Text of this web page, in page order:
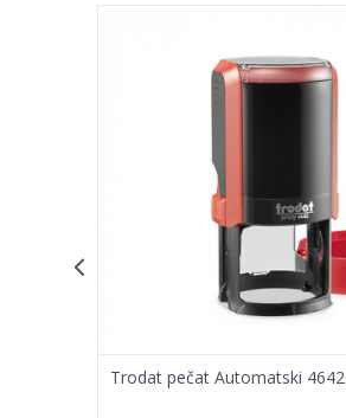
POŠALJI
Trodat pečat Automatski 4642